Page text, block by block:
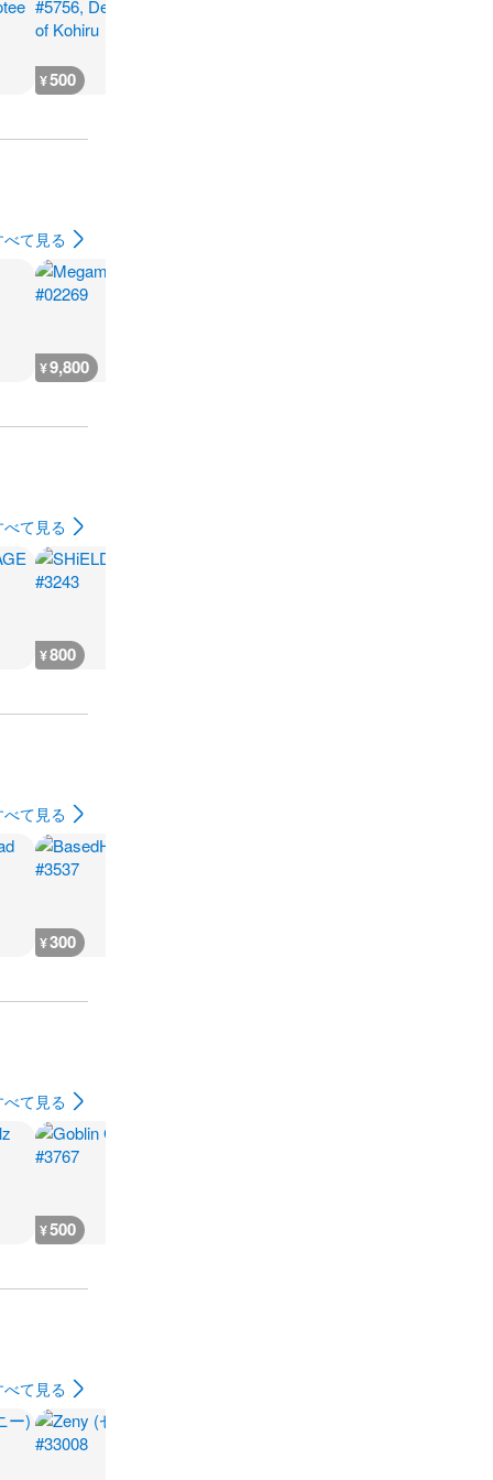
¥500
べて見る
¥9,800
べて見る
¥800
べて見る
¥300
べて見る
¥500
べて見る